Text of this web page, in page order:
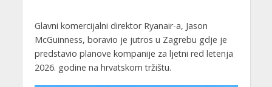
Glavni komercijalni direktor Ryanair-a, Jason
McGuinness, boravio je jutros u Zagrebu gdje je
predstavio planove kompanije za ljetni red letenja
2026. godine na hrvatskom tržištu.